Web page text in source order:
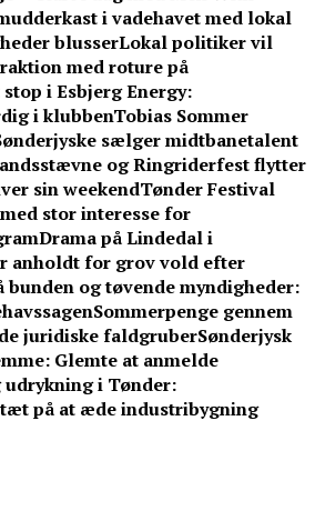
i vadehavet med lokal
blusserLokal politiker vil
med roture på
i Esbjerg Energy:
i klubbenTobias Sommer
sælger midtbanetalent
og Ringriderfest flytter
sin weekendTønder Festival
stor interesse for
Drama på Lindedal i
anholdt for grov vold efter
bunden og tøvende myndigheder:
Sommerpenge gennem
juridiske faldgruberSønderjysk
Glemte at anmelde
i Tønder:
på at æde industribygning